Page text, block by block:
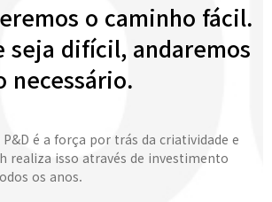
o caminho fácil.
seja difícil, andaremos
necessário.
é a força por trás da criatividade e
realiza isso através de investimento
os anos.